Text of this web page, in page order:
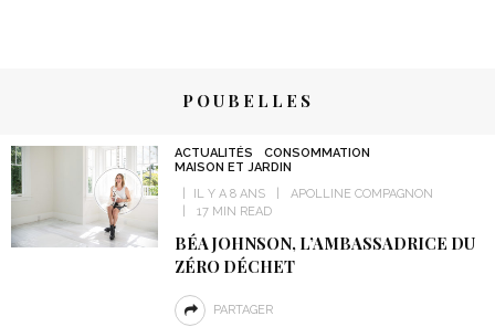
POUBELLES
ACTUALITÉS
CONSOMMATION
MAISON ET JARDIN
IL Y A 8 ANS
APOLLINE COMPAGNON
17 MIN READ
BÉA JOHNSON, L’AMBASSADRICE DU
ZÉRO DÉCHET
PARTAGER